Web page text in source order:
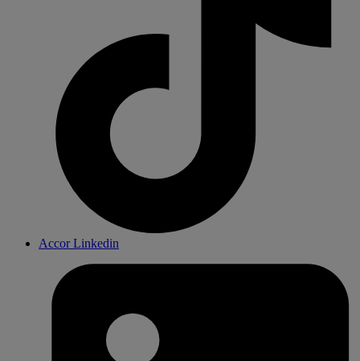
Accor Linkedin